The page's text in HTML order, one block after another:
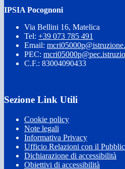
IPSIA Pocognoni
Via Bellini 16, Matelica
Tel: +39 073 785 491
Email:
PEC:
C.F.: 83004090433
Sezione Link Utili
Cookie policy
Note legali
Informativa Privacy
Ufficio Relazioni con il
Dichiarazione di accessibilità
Obiettivi di accessibilità